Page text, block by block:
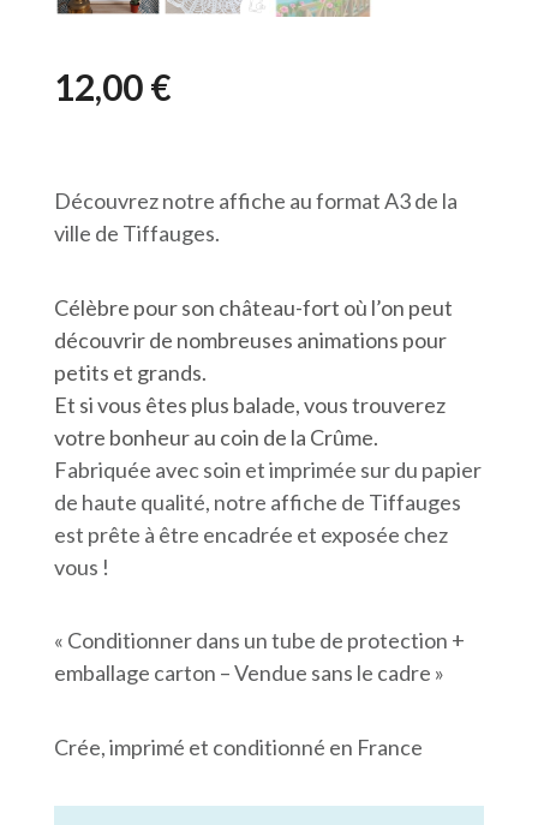
12,00€
Découvrez notre affiche au format A3 de la
ville de Tiffauges.
Célèbre pour son château-fort où l’on peut
découvrir de nombreuses animations pour
petits et grands.
Et si vous êtes plus balade, vous trouverez
votre bonheur au coin de la Crûme.
Fabriquée avec soin et imprimée sur du papier
de haute qualité, notre affiche de Tiffauges
est prête à être encadrée et exposée chez
vous !
« Conditionner dans un tube de protection +
emballage carton – Vendue sans le cadre »
Crée, imprimé et conditionné en France